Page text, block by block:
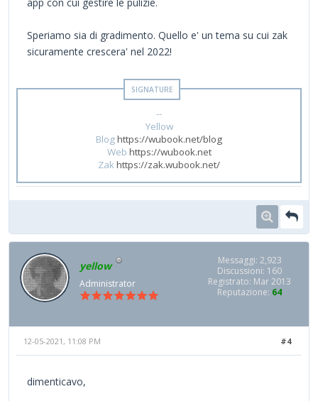
Speriamo sia di gradimento. Quello e' un tema su cui zak
sicuramente crescera' nel 2022!
--
Yellow
Bloghttps://wubook.net/blog
Web https://wubook.net
Zakhttps://zak.wubook.net/
yellow
Administrator
Messaggi: 2,923
Discussioni: 160
Registrato: Mar 2013
Reputazione: 64
#4
12-05-2021, 11:08 PM
dimenticavo,